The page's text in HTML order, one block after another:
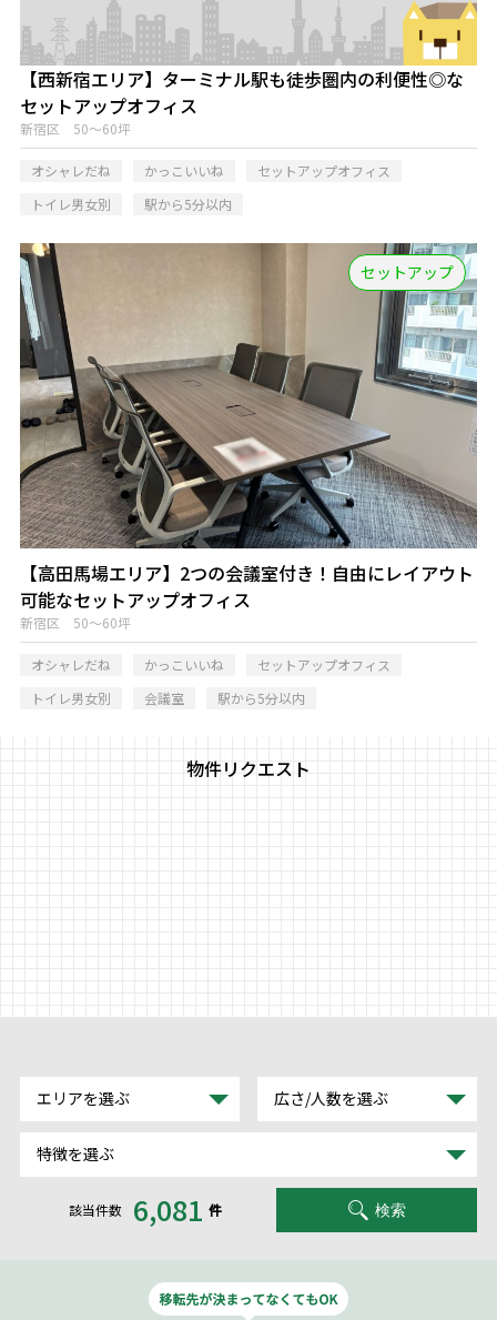
【西新宿エリア】ターミナル駅も徒歩圏内の利便性◎な
セットアップオフィス
新宿区 50～60坪
オシャレだね かっこいいね
セットアップオフィス
トイレ男女別
駅から5分以内
セットアップ
【高田馬場エリア】2つの会議室付き！自由にレイアウト
可能なセットアップオフィス
新宿区 50～60坪
オシャレだね かっこいいね
セットアップオフィス
トイレ男女別
会議室 駅から5分以内
物件リクエスト
エリアを選ぶ 広さ/人数を選ぶ
特徴を選ぶ
該当件数 6,081 件 検索